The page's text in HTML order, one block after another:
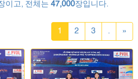
이고, 전체는 47,000장입니다.
1 2 3 . »